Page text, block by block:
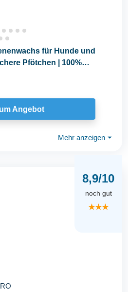
für Hunde und
Pfötchen | 100%
Angebot
Mehr anzeigen ⏷
8,9/10
noch gut
★★★